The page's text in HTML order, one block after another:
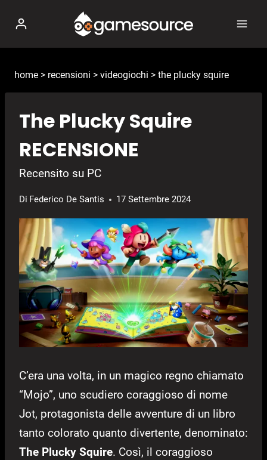
contenuto
home > recensioni > videogiochi > the plucky squire
The Plucky Squire
RECENSIONE
Recensito su PC
Di Federico De Santis 17 Settembre 2024
C’era una volta, in un magico regno chiamato
“Mojo”, uno scudiero coraggioso di nome
Jot, protagonista delle avventure di un libro
tanto colorato quanto divertente, denominato:
The Plucky Squire. Così, il coraggioso